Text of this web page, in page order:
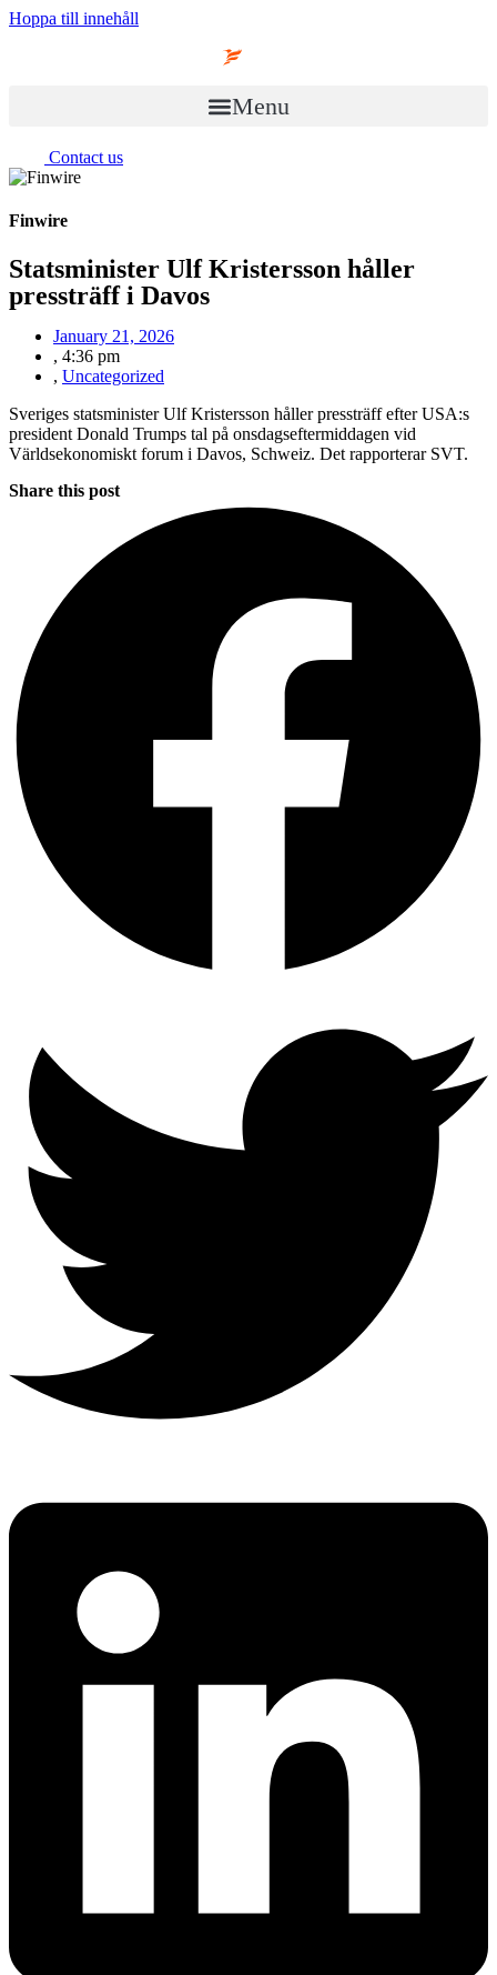
Hoppa till innehåll
Menu
Contact us
Finwire
Statsminister Ulf Kristersson håller
pressträff i Davos
January 21, 2026
, 4:36 pm
, Uncategorized
Sveriges statsminister Ulf Kristersson håller pressträff efter USA:s
president Donald Trumps tal på onsdagseftermiddagen vid
Världsekonomiskt forum i Davos, Schweiz. Det rapporterar SVT.
Share this post